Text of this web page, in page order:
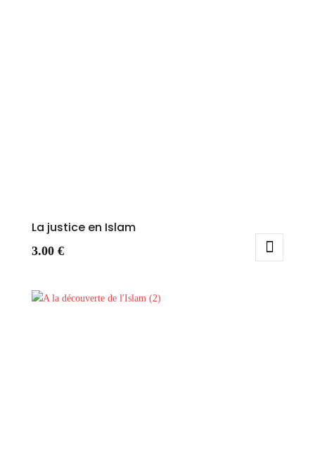
La justice en Islam
3.00 €